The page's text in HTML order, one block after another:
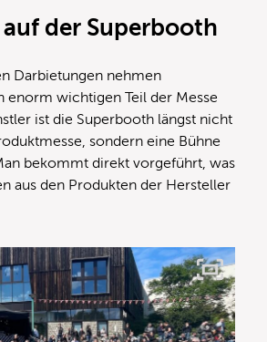
auf der Superbooth
Darbietungen nehmen
enorm wichtigen Teil der Messe
ist die Superbooth längst nicht
sondern eine Bühne
bekommt direkt vorgeführt, was
aus den Produkten der Hersteller